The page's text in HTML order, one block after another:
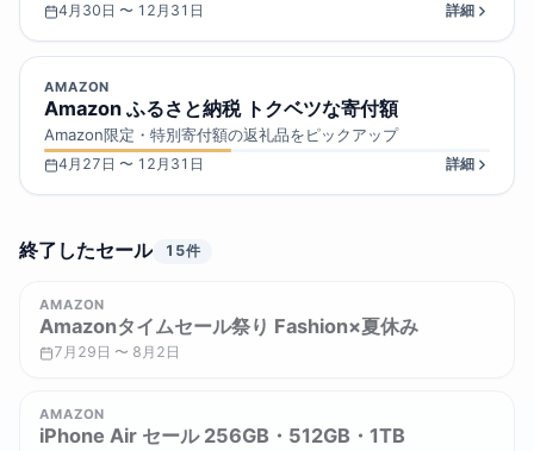
4月30日 〜 12月31日 詳細
AMAZON
Amazon ふるさと納税 トクベツな寄付額
Amazon限定・特別寄付額の返礼品をピックアップ
4月27日 〜 12月31日 詳細
終了したセール 15件
AMAZON
Amazonタイムセール祭り Fashion×夏休み
7月29日 〜 8月2日
AMAZON
iPhone Air セール 256GB・512GB・1TB